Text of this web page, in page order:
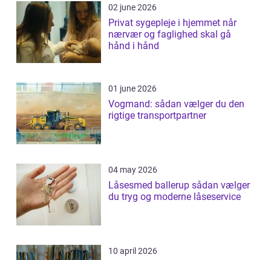
02 june 2026
Privat sygepleje i hjemmet når
nærvær og faglighed skal gå
hånd i hånd
01 june 2026
Vogmand: sådan vælger du den
rigtige transportpartner
04 may 2026
Låsesmed ballerup sådan vælger
du tryg og moderne låseservice
10 april 2026